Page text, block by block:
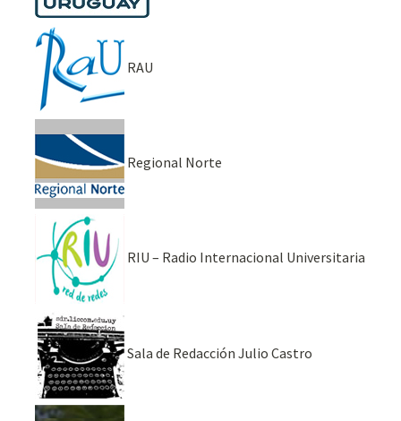
RAU
Regional Norte
RIU – Radio Internacional Universitaria
Sala de Redacción Julio Castro